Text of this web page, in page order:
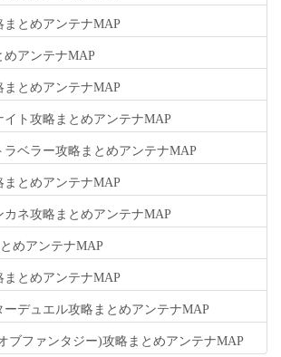
とめアンテナMAP
アンテナMAP
とめアンテナMAP
ト攻略まとめアンテナMAP
ベラー攻略まとめアンテナMAP
とめアンテナMAP
ネ攻略まとめアンテナMAP
めアンテナMAP
とめアンテナMAP
デュエル攻略まとめアンテナMAP
ブファンタジー)攻略まとめアンテナMAP